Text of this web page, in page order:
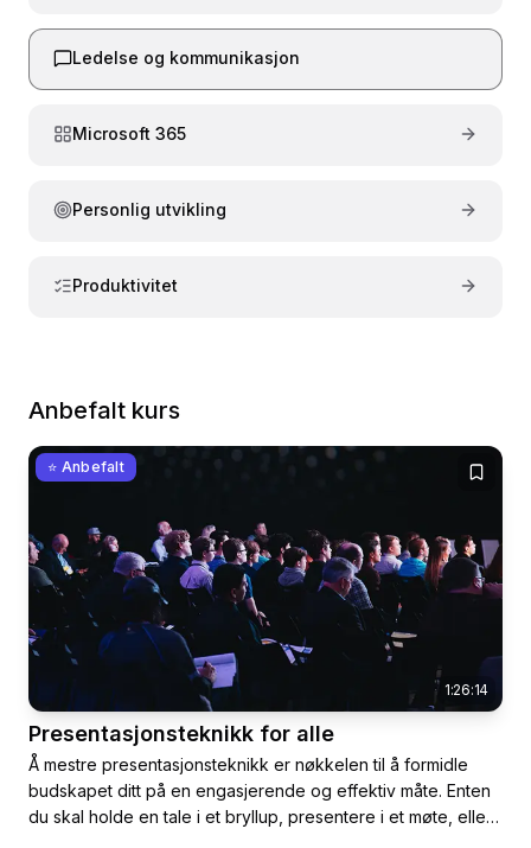
Ledelse og kommunikasjon
Microsoft 365
Personlig utvikling
Produktivitet
Anbefalt kurs
⭐ Anbefalt
1:26:14
Presentasjonsteknikk for alle
Å mestre presentasjonsteknikk er nøkkelen til å formidle
budskapet ditt på en engasjerende og effektiv måte. Enten
du skal holde en tale i et bryllup, presentere i et møte, eller